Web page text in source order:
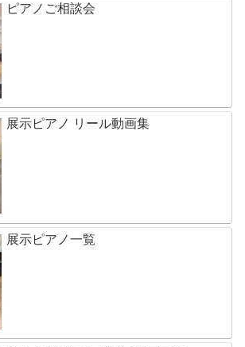
ピアノご相談会
展示ピアノ リール動画集
展示ピアノ一覧